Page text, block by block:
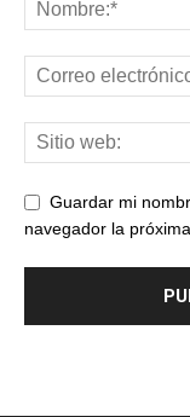
Guardar mi
navegador la